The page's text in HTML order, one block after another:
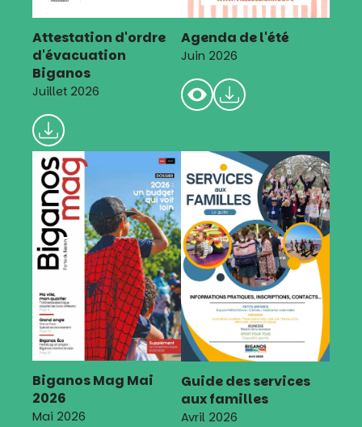
Attestation d'ordre
d'évacuation
Biganos
Juillet 2026
Agenda de l'été
Juin 2026
Biganos Mag Mai
2026
Mai 2026
Guide des services
aux familles
Avril 2026